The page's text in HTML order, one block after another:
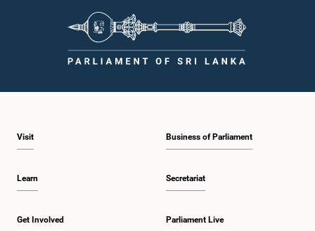
Visit
Learn
Get Involved
Business of Parliament
Secretariat
Parliament Live